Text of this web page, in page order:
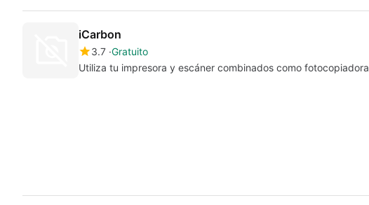
iCarbon
3.7 Gratuito
Utiliza tu impresora y escáner combinados como fotocopiadora